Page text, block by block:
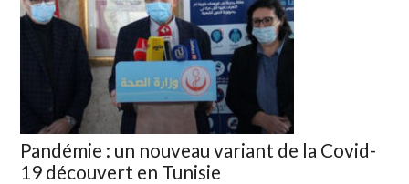
Pandémie : un nouveau variant de la Covid-
19 découvert en Tunisie